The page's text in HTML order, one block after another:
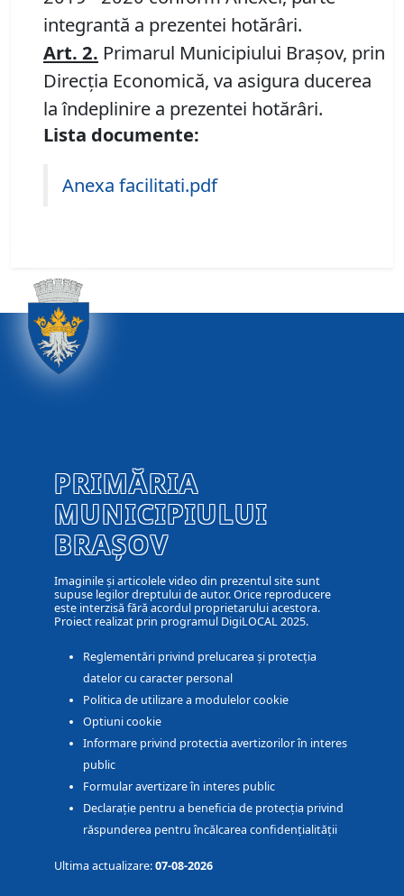
integrantă a prezentei hotărâri.
Art. 2. Primarul Municipiului Braşov, prin
Direcţia Economică, va asigura ducerea
la îndeplinire a prezentei hotărâri.
Lista documente:
Anexa facilitati.pdf
PRIMĂRIA
MUNICIPIULUI
BRAȘOV
Imaginile și articolele video din prezentul site sunt
supuse legilor dreptului de autor. Orice reproducere
este interzisă fără acordul proprietarului acestora.
Proiect realizat prin programul DigiLOCAL 2025.
Reglementări privind prelucarea și protecția
datelor cu caracter personal
Politica de utilizare a modulelor cookie
Optiuni cookie
Informare privind protectia avertizorilor în interes
public
Formular avertizare în interes public
Declarație pentru a beneficia de protecția privind
răspunderea pentru încălcarea confidențialității
Ultima actualizare:07-08-2026